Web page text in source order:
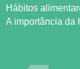
Hábitos
A importância da